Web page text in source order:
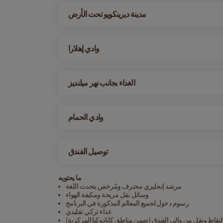
مدينة ديرينكويو تحت الأرض
وادي إهلارا
الغداء بجانب نهر ميلنديز
وادي الحمام
توصيل الفندق
ما يحتويه
مرشد إنجليزي محترف ومُرخص يتحدث اللغة
وسائل نقل مريحة ومكيفة الهواء
رسوم دخول لجميع المعالم المذكورة في البرنامج
غداء تركي تقليدي
ونقل من وإلى الفندق (ضمن مناطق كابادوكيا المركزية)